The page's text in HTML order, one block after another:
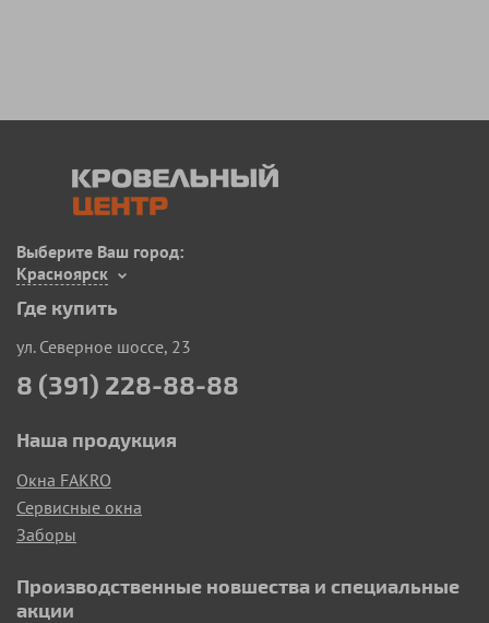
Выберите Ваш город:
Красноярск
Где купить
ул. Северное шоссе, 23
8 (391) 228-88-88
Наша продукция
Окна FAKRO
Сервисные окна
Заборы
Производственные новшества и специальные
акции